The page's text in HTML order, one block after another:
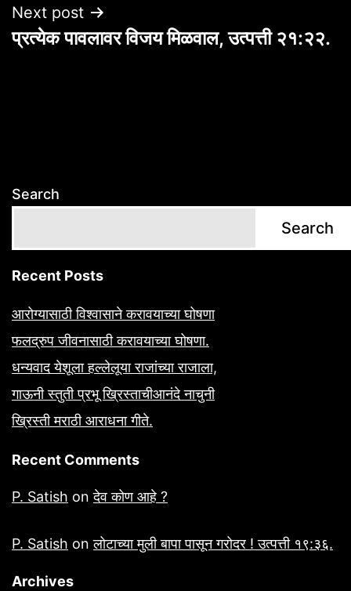
Next post
प्रत्येक पावलावर विजय मिळवाल, उत्पत्ती २१:२२.
Search
Search
Recent Posts
आरोग्यासाठी विश्वासाने करावयाच्या घोषणा
फलद्रुप जीवनासाठी करावयाच्या घोषणा.
धन्यवाद येशूला हल्लेलूया राजांच्या राजाला,
गाऊनी स्तुती प्रभू ख्रिस्ताचीआनंदे नाचुनी
ख्रिस्ती मराठी आराधना गीते.
Recent Comments
P. Satish onदेव कोण आहे ?
P. Satish onलोटाच्या मुली बापा पासून गरोदर ! उत्पत्ती १९:३६.
Archives